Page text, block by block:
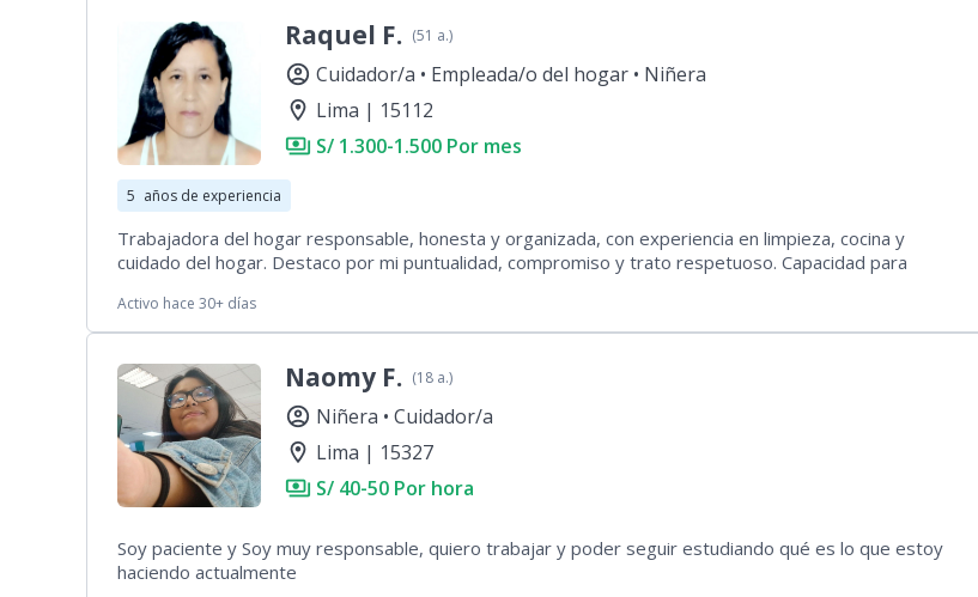
Raquel F. (51 a.)
account_circle Cuidador/a • Empleada/o del hogar • Niñera
location_on Lima | 15112
payments S/ 1.300-1.500 Por mes
5 años de experiencia
Trabajadora del hogar responsable, honesta y organizada, con experiencia en limpieza, cocina y
cuidado del hogar. Destaco por mi puntualidad, compromiso y trato respetuoso. Capacidad para
Activo hace 30+ días
Naomy F. (18 a.)
account_circle Niñera • Cuidador/a
location_on Lima | 15327
payments S/ 40-50 Por hora
Soy paciente y Soy muy responsable, quiero trabajar y poder seguir estudiando qué es lo que estoy
haciendo actualmente